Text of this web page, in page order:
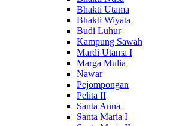
Bhakti Utama
Bhakti Wiyata
Budi Luhur
Kampung Sawah
Mardi Utama I
Marga Mulia
Nawar
Pejompongan
Pelita II
Santa Anna
Santa Maria I